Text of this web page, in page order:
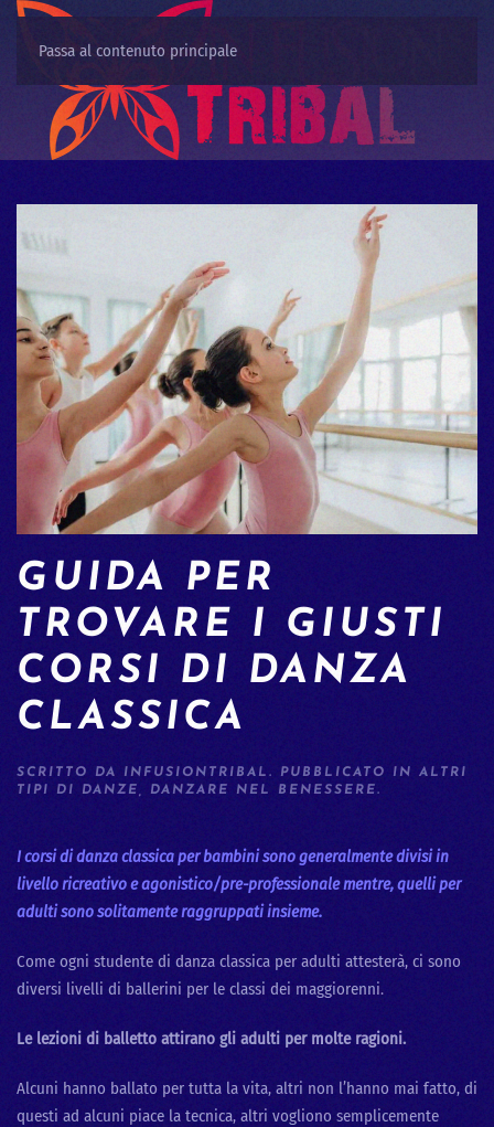
Passa al contenuto principale
GUIDA PER
TROVARE I GIUSTI
CORSI DI DANZA
CLASSICA
SCRITTO DA INFUSIONTRIBAL . PUBBLICATO IN ALTRI
TIPI DI DANZE
DANZARE NEL BENESSERE.
I corsi di danza classica per bambini sono generalmente divisi in
livello ricreativo e agonistico/pre-professionale mentre, quelli per
adulti sono solitamente raggruppati insieme.
Come ogni studente di danza classica per adulti attesterà, ci sono
diversi livelli di ballerini per le classi dei maggiorenni.
Le lezioni di balletto attirano gli adulti per molte ragioni.
Alcuni hanno ballato per tutta la vita, altri non l’hanno mai fatto, di
questi ad alcuni piace la tecnica, altri vogliono semplicemente